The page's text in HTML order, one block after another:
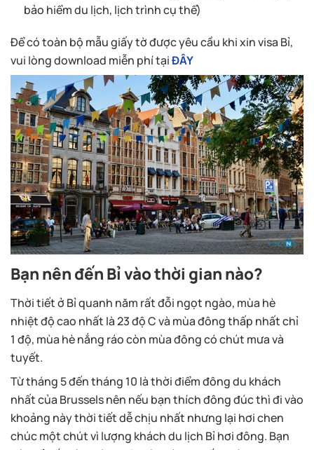
bảo hiểm du lịch, lịch trình cụ thể)
Để có toàn bộ mẫu giấy tờ được yêu cầu khi xin visa Bỉ,
vui lòng download miễn phí tạiĐÂY
Bạn nên đến Bỉ vào thời gian nào?
Thời tiết ở Bỉ quanh năm rất đỗi ngọt ngào, mùa hè
nhiệt độ cao nhất là 23 độ C và mùa đông thấp nhất chỉ
1 độ, mùa hè nắng ráo còn mùa đông có chút mưa và
tuyết.
Từ tháng 5 đến tháng 10 là thời điểm đông du khách
nhất của Brussels nên nếu bạn thích đông đúc thì đi vào
khoảng này thời tiết dễ chịu nhất nhưng lại hơi chen
chúc một chút vì lượng khách du lịch Bỉ hơi đông. Bạn